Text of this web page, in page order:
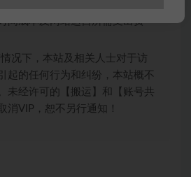
间成本及网站运营所需支出费
情况下，本站及相关人士对于访
起的任何行为和纠纷，本站概不
未经许可的【搬运】和【账号共
消VIP，恕不另行通知！